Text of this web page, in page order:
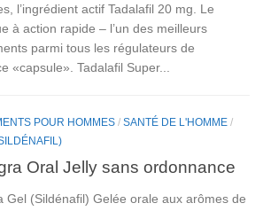
l’ingrédient actif Tadalafil 20 mg. Le
à action rapide – l’un des meilleurs
parmi tous les régulateurs de
«capsule». Tadalafil Super...
POUR HOMMES / SANTÉ DE L'HOMME /
Oral Jelly sans ordonnance
Gel (Sildénafil) Gelée orale aux arômes de